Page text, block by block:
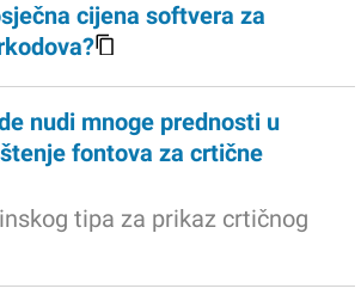
cijena softvera za
nudi mnoge prednosti u
fontova za crtične
tipa za prikaz crtičnog